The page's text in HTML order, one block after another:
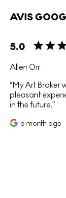
AVIS
5.0
Allen Orr
My Art Broker
pleasant
in the future.
a month ago